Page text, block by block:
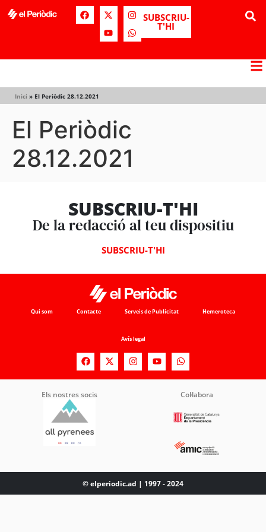
SUBSCRIU-
T'HI
Inici » El Periòdic 28.12.2021
El Periòdic
28.12.2021
SUBSCRIU-T'HI
De la redacció al teu dispositiu
SUBSCRIU-T'HI
Qui som Contacte Serveis de Publicitat Hemeroteca
Avís legal
Els nostres socis Col·labora
© elperiodic.ad | 1997 - 2024